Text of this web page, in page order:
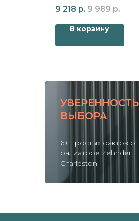
9 218 р. 9 989 р.
В корзину
УВЕРЕННОСТЬ
ВЫБОРА
6+ простых фактов о
радиаторе Zehnder
Charleston